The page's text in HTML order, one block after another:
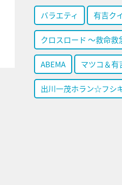
バラエティ 有吉ク
クロスロード ～救命救
ABEMA マツコ＆有
出川一茂ホラン☆フシ